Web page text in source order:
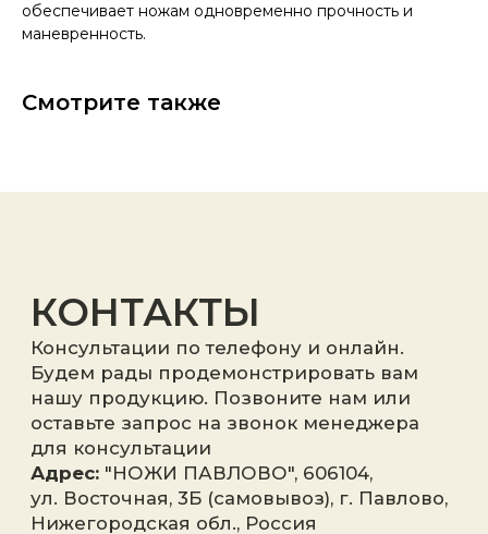
обеспечивает ножам одновременно прочность и
маневренность.
Смотрите также